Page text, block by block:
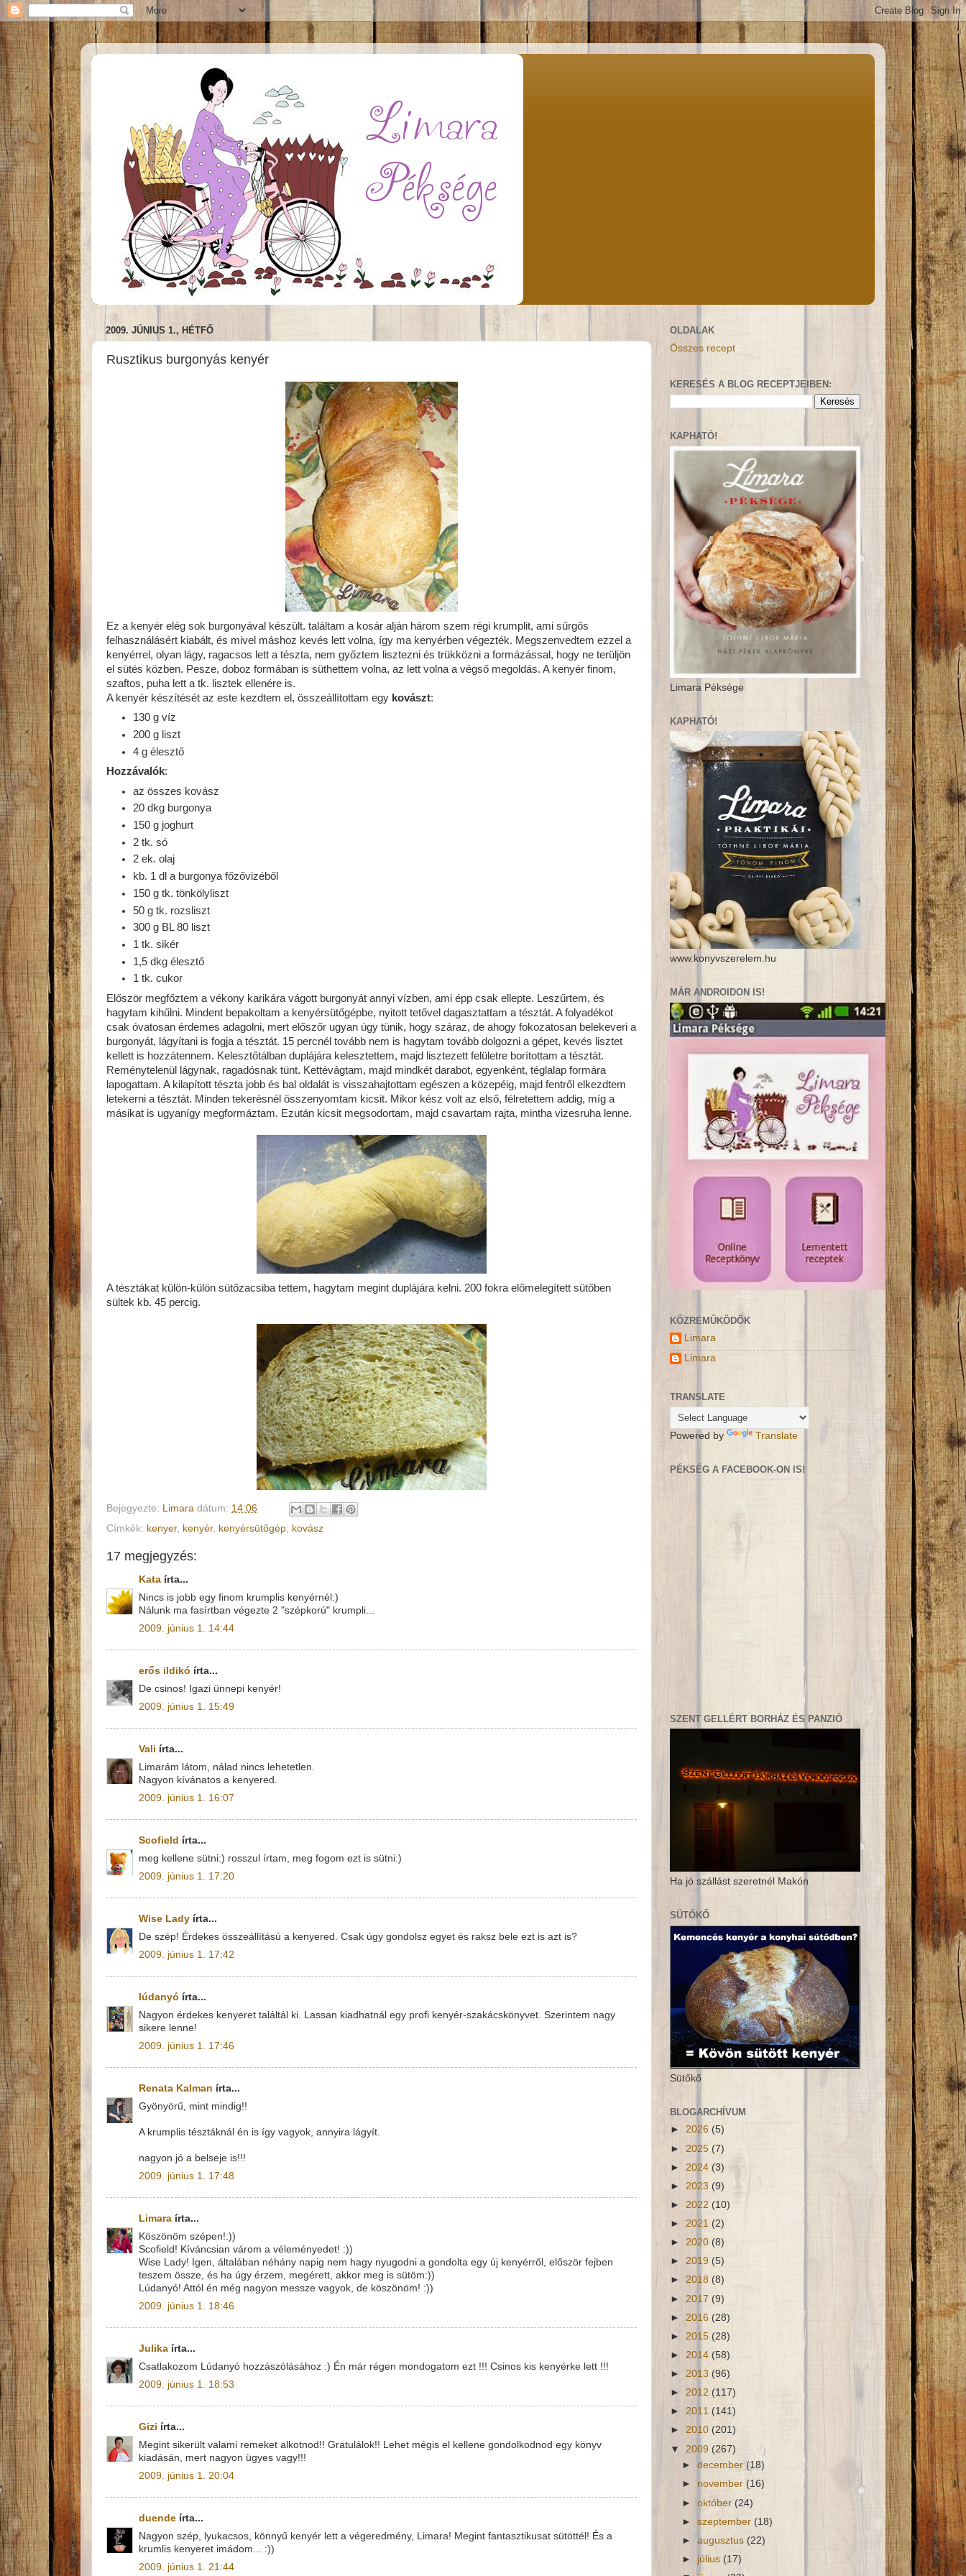
2009. JÚNIUS 1., HÉTFŐ
Rusztikus burgonyás kenyér
Ez a kenyér elég sok burgonyával készült. találtam a kosár alján három szem régi krumplit, ami sűrgős
felhasználásért kiabált, és mivel máshoz kevés lett volna, így ma kenyérben végezték. Megszenvedtem ezzel a
kenyérrel, olyan lágy, ragacsos lett a tészta, nem győztem lisztezni és trükközni a formázással, hogy ne terüljön
el sütés közben. Pesze, doboz formában is süthettem volna, az lett volna a végső megoldás. A kenyér finom,
szaftos, puha lett a tk. lisztek ellenére is.
A kenyér készítését az este kezdtem el, összeállítottam egy kovászt:
130 g víz
200 g liszt
4 g élesztő
Hozzávalók:
az összes kovász
20 dkg burgonya
150 g joghurt
2 tk. só
2 ek. olaj
kb. 1 dl a burgonya főzővizéből
150 g tk. tönkölyliszt
50 g tk. rozsliszt
300 g BL 80 liszt
1 tk. sikér
1,5 dkg élesztő
1 tk. cukor
Először megfőztem a vékony karikára vágott burgonyát annyi vízben, ami épp csak ellepte. Leszűrtem, és
hagytam kihűlni. Mindent bepakoltam a kenyérsütőgépbe, nyitott tetővel dagasztattam a tésztát. A folyadékot
csak óvatosan érdemes adagolni, mert előszőr ugyan úgy tünik, hogy száraz, de ahogy fokozatosan belekeveri a
burgonyát, lágyítani is fogja a tésztát. 15 percnél tovább nem is hagytam tovább dolgozni a gépet, kevés lisztet
kellett is hozzátennem. Kelesztőtálban duplájára kelesztettem, majd lisztezett felületre borítottam a tésztát.
Reménytelenül lágynak, ragadósnak tünt. Kettévágtam, majd mindkét darabot, egyenként, téglalap formára
lapogattam. A kilapított tészta jobb és bal oldalát is visszahajtottam egészen a közepéig, majd fentről elkezdtem
letekerni a tésztát. Minden tekerésnél összenyomtam kicsit. Mikor kész volt az első, félretettem addig, míg a
másikat is ugyanígy megformáztam. Ezután kicsit megsodortam, majd csavartam rajta, mintha vizesruha lenne.
A tésztákat külön-külön sütőzacsiba tettem, hagytam megint duplájára kelni. 200 fokra előmelegített sütőben
sültek kb. 45 percig.
Bejegyezte: Limara dátum: 14:06
Címkék: kenyer, kenyér, kenyérsütőgép kovász
17 megjegyzés:
Kata írta...
Nincs is jobb egy finom krumplis kenyérnél:)
Nálunk ma fasírtban végezte 2 "szépkorú" krumpli...
2009. június 1. 14:44
erős ildikó írta...
De csinos! Igazi ünnepi kenyér!
2009. június 1. 15:49
Vali írta...
Limarám látom, nálad nincs lehetetlen.
Nagyon kívánatos a kenyered.
2009. június 1. 16:07
Scofield írta...
meg kellene sütni:) rosszul írtam, meg fogom ezt is sütni:)
2009. június 1. 17:20
Wise Lady írta...
De szép! Érdekes összeállítású a kenyered. Csak úgy gondolsz egyet és raksz bele ezt is azt is?
2009. június 1. 17:42
lúdanyó írta...
Nagyon érdekes kenyeret találtál ki. Lassan kiadhatnál egy profi kenyér-szakácskönyvet. Szerintem nagy
sikere lenne!
2009. június 1. 17:46
Renata Kalman írta...
Gyönyörű, mint mindig!!
A krumplis tésztáknál én is így vagyok, annyira lágyít.
nagyon jó a belseje is!!!
2009. június 1. 17:48
Limara írta...
Köszönöm szépen!:))
Scofield! Kíváncsian várom a véleményedet! :))
Wise Lady! Igen, általában néhány napig nem hagy nyugodni a gondolta egy új kenyérről, először fejben
teszem össze, és ha úgy érzem, megérett, akkor meg is sütöm:))
Lúdanyó! Attól én még nagyon messze vagyok, de köszönöm! :))
2009. június 1. 18:46
Julika írta...
Csatlakozom Lúdanyó hozzászólásához :) Én már régen mondogatom ezt !!! Csinos kis kenyérke lett !!!
2009. június 1. 18:53
Gizi írta...
Megint sikerült valami remeket alkotnod!! Gratulálok!! Lehet mégis el kellene gondolkodnod egy könyv
kiadásán, mert nagyon ügyes vagy!!!
2009. június 1. 20:04
duende írta...
Nagyon szép, lyukacsos, könnyű kenyér lett a végeredmény, Limara! Megint fantasztikusat sütöttél! És a
krumlis kenyeret imádom... :))
2009. június 1. 21:44
OLDALAK
Összes recept
KERESÉS A BLOG RECEPTJEIBEN:
KAPHATÓ!
Limara Péksége
KAPHATÓ!
www.konyvszerelem.hu
MÁR ANDROIDON IS!
KÖZREMŰKÖDŐK
Limara
Limara
TRANSLATE
Powered by Translate
PÉKSÉG A FACEBOOK-ON IS!
SZENT GELLÉRT BORHÁZ ÉS PANZIÓ
Ha jó szállást szeretnél Makón
SÜTŐKŐ
Sütőkő
BLOGARCHÍVUM
► 2026 (5)
► 2025 (7)
► 2024 (3)
► 2023 (9)
► 2022 (10)
► 2021 (2)
► 2020 (8)
► 2019 (5)
► 2018 (8)
► 2017 (9)
► 2016 (28)
► 2015 (28)
► 2014 (58)
► 2013 (96)
► 2012 (117)
► 2011 (141)
► 2010 (201)
▼ 2009 (267)
►december (18)
► november(16)
►október (24)
►szeptember (18)
►augusztus (22)
► július (17)